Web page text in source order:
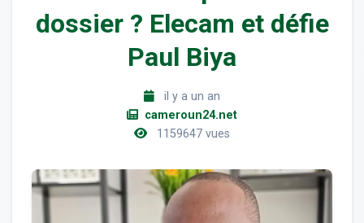
dossier ? Elecam et défie
Paul Biya
il y a un an
cameroun24.net
1159647 vues